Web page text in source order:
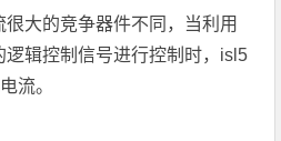
大的竞争器件不同，当利用
逻辑控制信号进行控制时，isl5
流。